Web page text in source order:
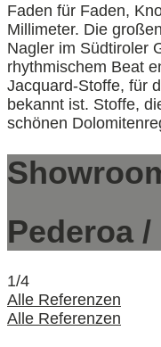
Faden für Faden,
Millimeter. Die
Nagler im Südtiroler
rhythmischem Beat
Jacquard-Stoffe, für
bekannt ist. Stoffe,
schönen
Pederoa /
1/4
Alle Referenzen
Alle Referenzen